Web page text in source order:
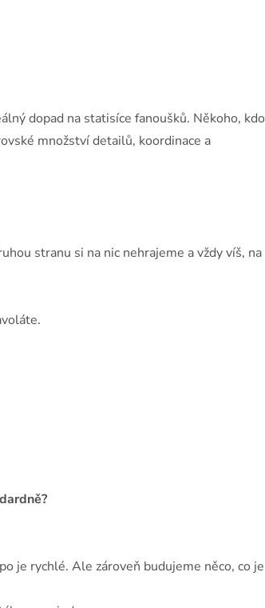
dopad na statisíce fanoušků. Někoho, kdo
množství detailů, koordinace a
stranu si na nic nehrajeme a vždy víš, na
je rychlé. Ale zároveň budujeme něco, co je